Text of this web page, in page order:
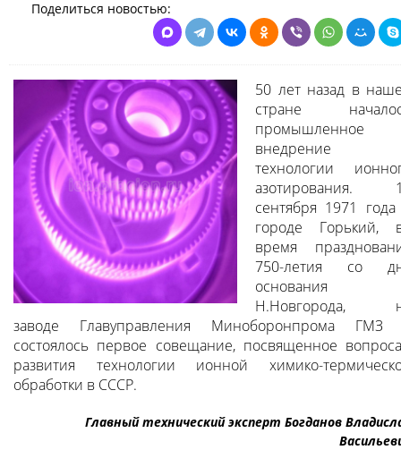
Поделиться новостью:
50 лет назад в
стране
промышленное
внедрение
технологии
азотирования.
сентября 1971
городе Горький,
время
750-летия со
основания
Н.Новгорода,
заводе Главуправления Миноборонпрома ГМЗ
состоялось первое совещание, посвященное
развития технологии ионной химико-
обработки в СССР.
Главный технический эксперт Богданов